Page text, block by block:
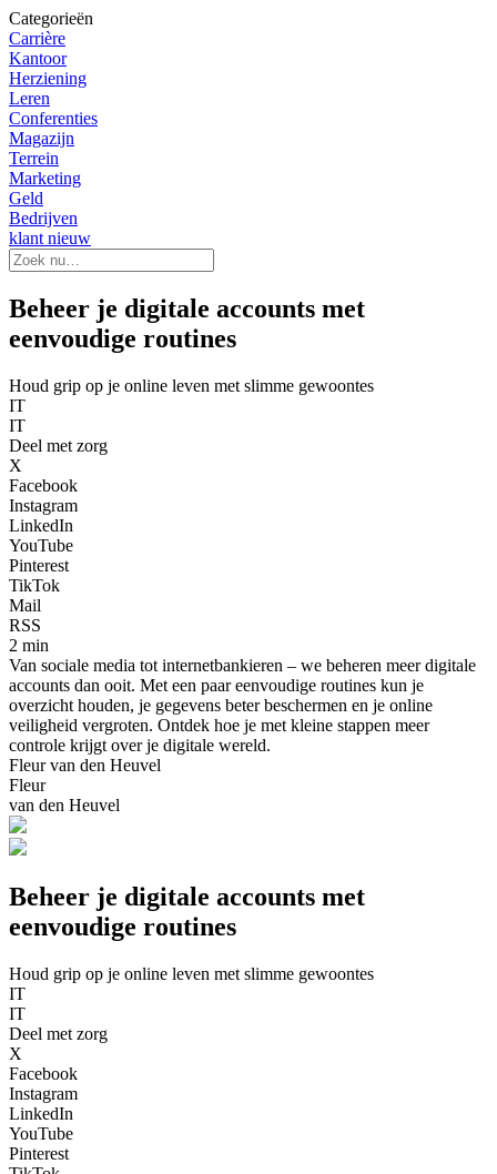
Categorieën
Carrière
Kantoor
Herziening
Leren
Conferenties
Magazijn
Terrein
Marketing
Geld
Bedrijven
klant nieuw
Beheer je digitale accounts met
eenvoudige routines
Houd grip op je online leven met slimme gewoontes
IT
IT
Deel met zorg
X
Facebook
Instagram
LinkedIn
YouTube
Pinterest
TikTok
Mail
RSS
2 min
Van sociale media tot internetbankieren – we beheren meer digitale
accounts dan ooit. Met een paar eenvoudige routines kun je
overzicht houden, je gegevens beter beschermen en je online
veiligheid vergroten. Ontdek hoe je met kleine stappen meer
controle krijgt over je digitale wereld.
Fleur van den Heuvel
Fleur
van den Heuvel
Beheer je digitale accounts met
eenvoudige routines
Houd grip op je online leven met slimme gewoontes
IT
IT
Deel met zorg
X
Facebook
Instagram
LinkedIn
YouTube
Pinterest